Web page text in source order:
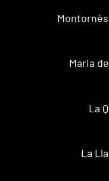
Maria
La
La